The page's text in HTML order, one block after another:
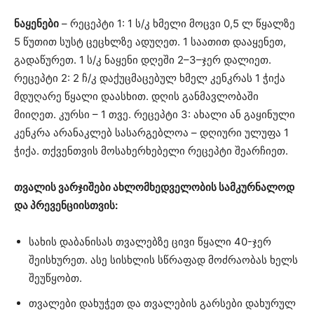
ნაყენები – რეცეპტი 1: 1 ს/კ ხმელი მოცვი 0,5 ლ წყალზე
5 წუთით სუსტ ცეცხლზე ადუღეთ. 1 საათით დააყენეთ,
გადაწურეთ. 1 ს/კ ნაყენი დღეში 2–3–ჯერ დალიეთ.
რეცეპტი 2: 2 ჩ/კ დაქუცმაცებულ ხმელ კენკრას 1 ჭიქა
მდუღარე წყალი დაასხით. დღის განმავლობაში
მიიღეთ. კურსი – 1 თვე. რეცეპტი 3: ახალი ან გაყინული
კენკრა არანაკლებ სასარგებლოა – დღიური ულუფა 1
ჭიქა. თქვენთვის მოსახერხებელი რეცეპტი შეარჩიეთ.
თვალის ვარჯიშები ახლომხედველობის სამკურნალოდ
და პრევენციისთვის:
სახის დაბანისას თვალებზე ცივი წყალი 40-ჯერ
შეისხურეთ. ასე სისხლის სწრაფად მოძრაობას ხელს
შეუწყობთ.
თვალები დახუჭეთ და თვალების გარსები დახურულ